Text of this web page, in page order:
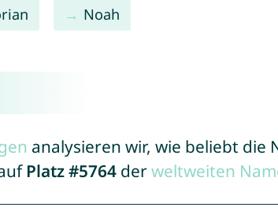
Noah
analysieren wir, wie beliebt die
Platz #5764derweltweiten